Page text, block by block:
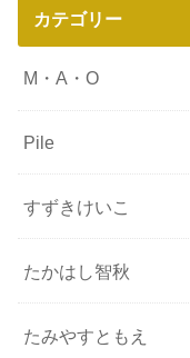
カテゴリー
M・A・O
Pile
すずきけいこ
たかはし智秋
たみやすともえ